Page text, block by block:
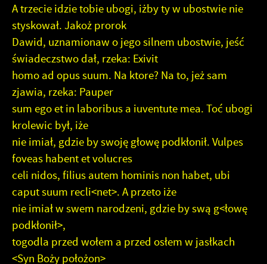
A trzecie idzie tobie ubogi, iżby ty w ubostwie nie
styskował. Jakoż prorok
Dawid, uznamionaw o jego silnem ubostwie, jeść
świadeczstwo dał, rzeka: Exivit
homo ad opus suum. Na ktore? Na to, jeż sam
zjawia, rzeka: Pauper
sum ego et in laboribus a iuventute mea. Toć ubogi
krolewic był, iże
nie imiał, gdzie by swoję głowę podkłonił. Vulpes
foveas habent et volucres
celi nidos, filius autem hominis non habet, ubi
caput suum recli<net>. A przeto iże
nie imiał w swem narodzeni, gdzie by swą g<łowę
podkłonił>,
togodla przed wołem a przed osłem w jasłkach
<Syn Boży położon>